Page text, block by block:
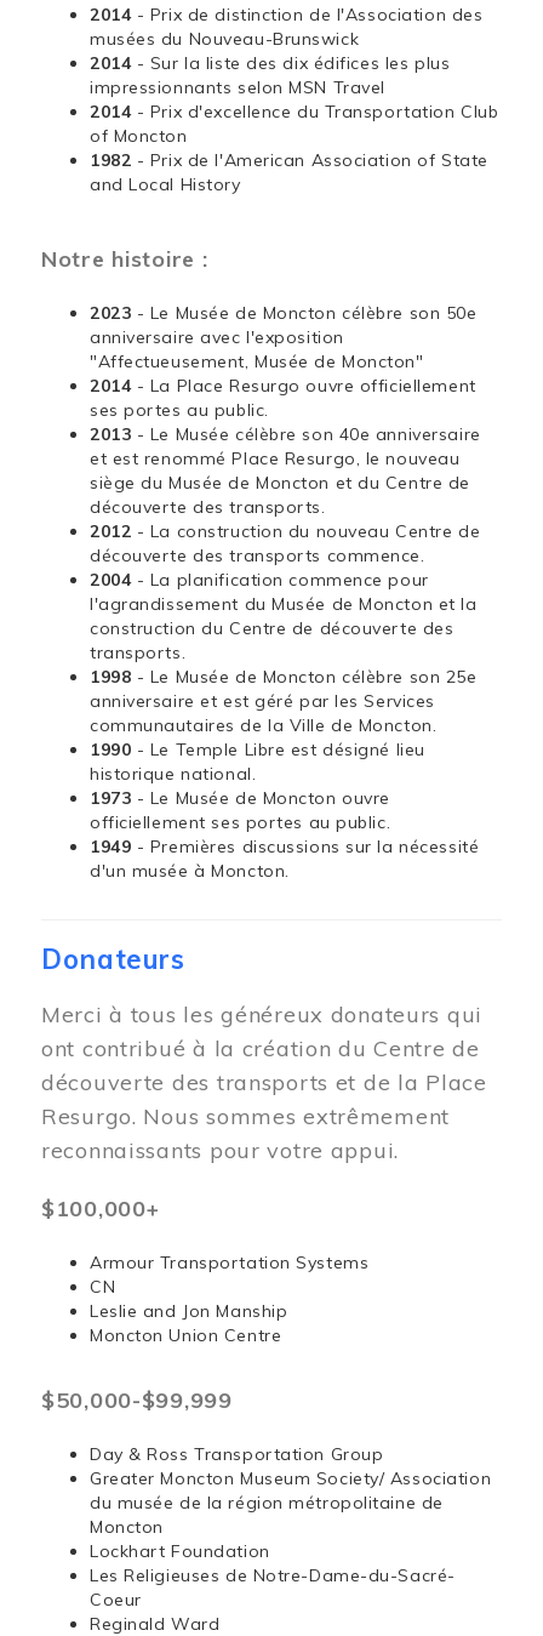
2014 - Prix de distinction de l'Association des
musées du Nouveau-Brunswick
2014 - Sur la liste des dix édifices les plus
impressionnants selon MSN Travel
2014 - Prix d'excellence du Transportation Club
of Moncton
1982 - Prix de l'American Association of State
and Local History
Notre histoire :
2023 - Le Musée de Moncton célèbre son 50e
anniversaire avec l'exposition
"Affectueusement, Musée de Moncton"
2014 - La Place Resurgo ouvre officiellement
ses portes au public.
2013 - Le Musée célèbre son 40e anniversaire
et est renommé Place Resurgo, le nouveau
siège du Musée de Moncton et du Centre de
découverte des transports.
2012 - La construction du nouveau Centre de
découverte des transports commence.
2004 - La planification commence pour
l'agrandissement du Musée de Moncton et la
construction du Centre de découverte des
transports.
1998 - Le Musée de Moncton célèbre son 25e
anniversaire et est géré par les Services
communautaires de la Ville de Moncton.
1990 - Le Temple Libre est désigné lieu
historique national.
1973 - Le Musée de Moncton ouvre
officiellement ses portes au public.
1949 - Premières discussions sur la nécessité
d'un musée à Moncton.
Donateurs
Merci à tous les généreux donateurs qui
ont contribué à la création du Centre de
découverte des transports et de la Place
Resurgo. Nous sommes extrêmement
reconnaissants pour votre appui.
$100,000+
Armour Transportation Systems
CN
Leslie and Jon Manship
Moncton Union Centre
$50,000-$99,999
Day & Ross Transportation Group
Greater Moncton Museum Society/ Association
du musée de la région métropolitaine de
Moncton
Lockhart Foundation
Les Religieuses de Notre-Dame-du-Sacré-
Coeur
Reginald Ward